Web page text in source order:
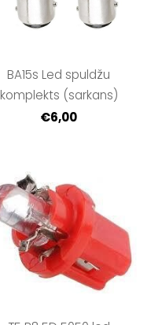
BA15s Led spuldžu
komplekts (sarkans)
€6,00